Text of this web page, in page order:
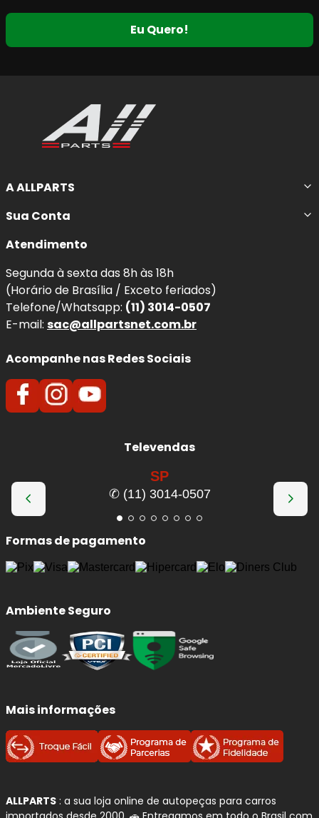
Eu Quero!
A ALLPARTS
Sua Conta
Atendimento
Segunda à sexta das 8h às 18h
(Horário de Brasília / Exceto feriados)
Telefone/Whatsapp: (11) 3014-0507
E-mail: sac@allpartsnet.com.br
Acompanhe nas Redes Sociais
Televendas
SP
✆ (11) 3014-0507
Formas de pagamento
Ambiente Seguro
Mais informações
ALLPARTS : a sua loja online de autopeças para carros